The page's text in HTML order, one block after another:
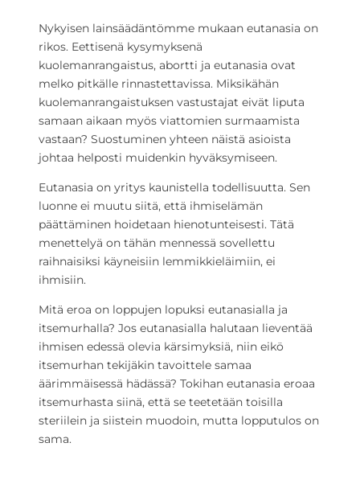
Nykyisen lainsäädäntömme mukaan eutanasia on
rikos. Eettisenä kysymyksenä
kuolemanrangaistus, abortti ja eutanasia ovat
melko pitkälle rinnastettavissa. Miksikähän
kuolemanrangaistuksen vastustajat eivät liputa
samaan aikaan myös viattomien surmaamista
vastaan? Suostuminen yhteen näistä asioista
johtaa helposti muidenkin hyväksymiseen.
Eutanasia on yritys kaunistella todellisuutta. Sen
luonne ei muutu siitä, että ihmiselämän
päättäminen hoidetaan hienotunteisesti. Tätä
menettelyä on tähän mennessä sovellettu
raihnaisiksi käyneisiin lemmikkieläimiin, ei
ihmisiin.
Mitä eroa on loppujen lopuksi eutanasialla ja
itsemurhalla? Jos eutanasialla halutaan lieventää
ihmisen edessä olevia kärsimyksiä, niin eikö
itsemurhan tekijäkin tavoittele samaa
äärimmäisessä hädässä? Tokihan eutanasia eroaa
itsemurhasta siinä, että se teetetään toisilla
steriilein ja siistein muodoin, mutta lopputulos on
sama.